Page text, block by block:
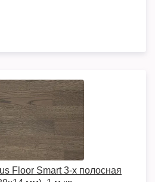
Floor Smart 3-х полосная